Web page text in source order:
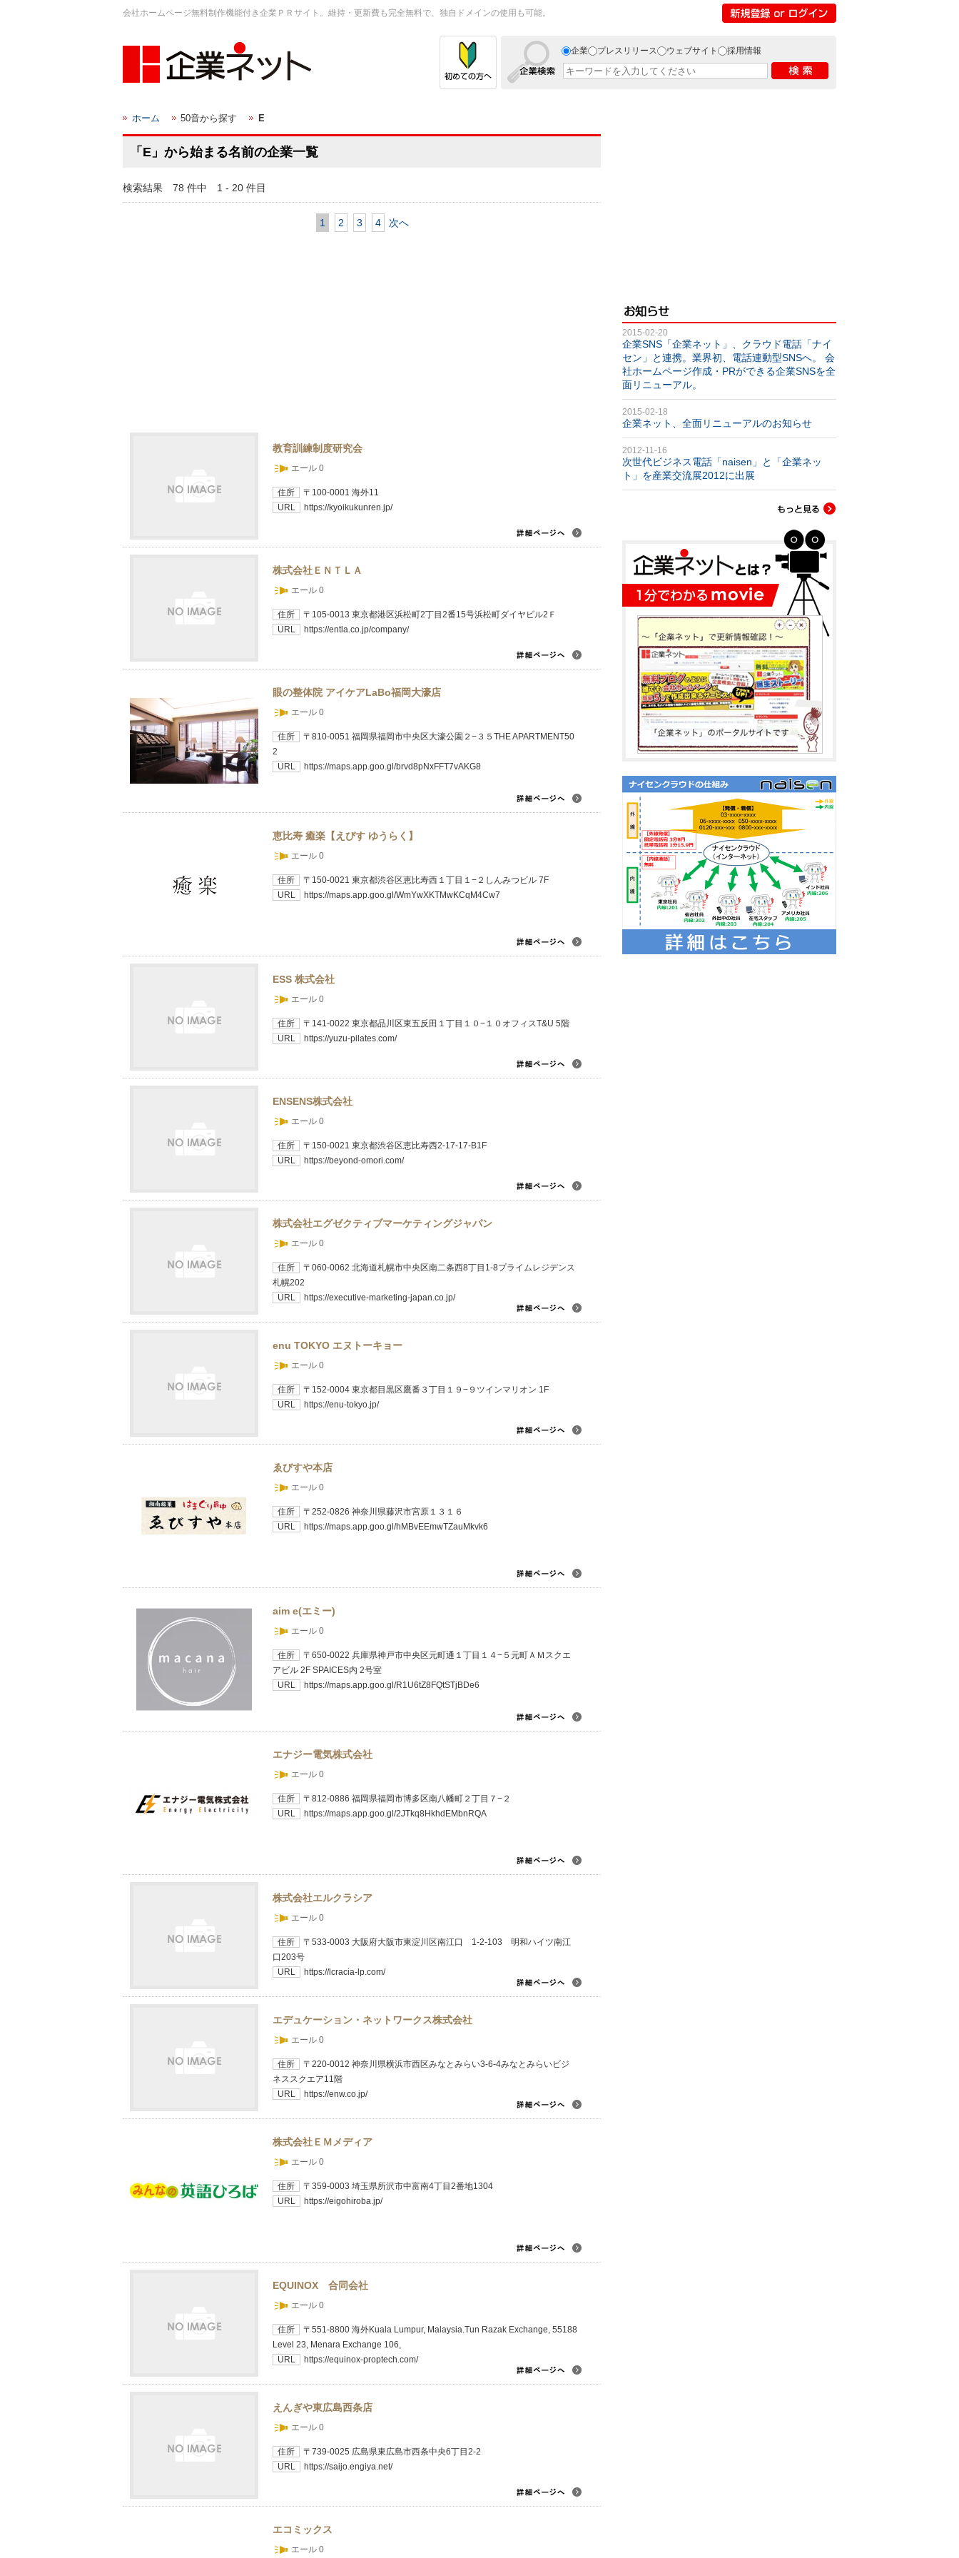
会社ホームページ無料制作機能付き企業ＰＲサイト。維持・更新費も完全無料で、独自ドメインの使用も可能。
企業 プレスリリース ウェブサイト 採用情報
ホーム 50音から探す E
「E」から始まる名前の企業一覧
検索結果 78 件中 1 - 20 件目
1 2 3 4 次へ
教育訓練制度研究会
エール 0
住所
〒100-0001 海外11
URL
https://kyoikukunren.jp/
株式会社ＥＮＴＬＡ
エール 0
住所
〒105-0013 東京都港区浜松町2丁目2番15号浜松町ダイヤビル2Ｆ
URL
https://entla.co.jp/company/
眼の整体院 アイケアLaBo福岡大濠店
エール 0
住所
〒810-0051 福岡県福岡市中央区大濠公園２−３５THE APARTMENT50
2
URL
https://maps.app.goo.gl/brvd8pNxFFT7vAKG8
恵比寿 癒楽【えびす ゆうらく】
エール 0
住所
〒150-0021 東京都渋谷区恵比寿西１丁目１−２しんみつビル 7F
URL
https://maps.app.goo.gl/WmYwXKTMwKCqM4Cw7
ESS 株式会社
エール 0
住所
〒141-0022 東京都品川区東五反田１丁目１０−１０オフィスT&U 5階
URL
https://yuzu-pilates.com/
ENSENS株式会社
エール 0
住所
〒150-0021 東京都渋谷区恵比寿西2-17-17-B1F
URL
https://beyond-omori.com/
株式会社エグゼクティブマーケティングジャパン
エール 0
住所
〒060-0062 北海道札幌市中央区南二条西8丁目1-8プライムレジデンス
札幌202
URL
https://executive-marketing-japan.co.jp/
enu TOKYO エヌトーキョー
エール 0
住所
〒152-0004 東京都目黒区鷹番３丁目１９−９ツインマリオン 1F
URL
https://enu-tokyo.jp/
ゑびすや本店
エール 0
住所
〒252-0826 神奈川県藤沢市宮原１３１６
URL
https://maps.app.goo.gl/hMBvEEmwTZauMkvk6
aim e(エミー)
エール 0
住所
〒650-0022 兵庫県神戸市中央区元町通１丁目１４−５元町ＡＭスクエ
アビル 2F SPAICES内 2号室
URL
https://maps.app.goo.gl/R1U6tZ8FQtSTjBDe6
エナジー電気株式会社
エール 0
住所
〒812-0886 福岡県福岡市博多区南八幡町２丁目７−２
URL
https://maps.app.goo.gl/2JTkq8HkhdEMbnRQA
株式会社エルクラシア
エール 0
住所
〒533-0003 大阪府大阪市東淀川区南江口 1-2-103 明和ハイツ南江
口203号
URL
https://lcracia-lp.com/
エデュケーション・ネットワークス株式会社
エール 0
住所
〒220-0012 神奈川県横浜市西区みなとみらい3-6-4みなとみらいビジ
ネススクエア11階
URL
https://enw.co.jp/
株式会社ＥＭメディア
エール 0
住所
〒359-0003 埼玉県所沢市中富南4丁目2番地1304
URL
https://eigohiroba.jp/
EQUINOX 合同会社
エール 0
住所
〒551-8800 海外Kuala Lumpur, Malaysia.Tun Razak Exchange, 55188
Level 23, Menara Exchange 106,
URL
https://equinox-proptech.com/
えんぎや東広島西条店
エール 0
住所
〒739-0025 広島県東広島市西条中央6丁目2-2
URL
https://saijo.engiya.net/
エコミックス
エール 0
2015-02-20
企業SNS「企業ネット」、クラウド電話「ナイ
セン」と連携。業界初、電話連動型SNSへ。 会
社ホームページ作成・PRができる企業SNSを全
面リニューアル。
2015-02-18
企業ネット、全面リニューアルのお知らせ
2012-11-16
次世代ビジネス電話「naisen」と「企業ネッ
ト」を産業交流展2012に出展